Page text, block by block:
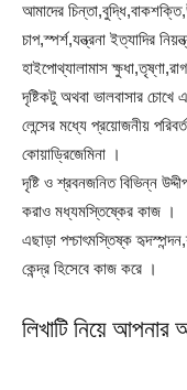
আমাদের
চাপ,স্পর্শ,যন্ত্রনা ইত্যাদির
হাইপোথ্যালামাস
দৃষ্টিকটু অথবা ভালবাসার
লেন্সের মধ্যে প্রয়োজনীয়
কোয়াড্রিজেমিনা ।
দৃষ্টি ও শ্রবনজনিত বিভিন্ন
করাও মধ্যমস্তিষ্কের কাজ ।
এছাড়া পশ্চাৎমস্তিষ্ক
কেন্দ্র হিসেবে কাজ করে ।
লিখাটি নিয়ে আপনার